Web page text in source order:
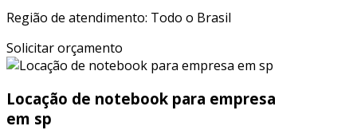
Região de atendimento: Todo o Brasil
Solicitar orçamento
Locação de notebook para empresa
em sp